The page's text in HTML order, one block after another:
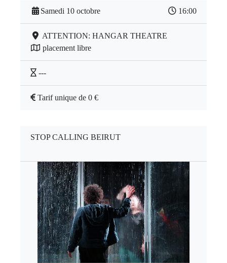
Samedi 10 octobre 16:00
ATTENTION: HANGAR THEATRE
placement libre
---
Tarif unique de 0 €
STOP CALLING BEIRUT